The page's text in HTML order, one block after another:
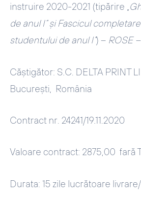
instruire 2020-2021 (tipărire „
de anul I” și Fascicul completare
studentului de anul I”) – ROSE
Căștigător: S.C. DELTA PRINT
București, România
Contract nr. 24241/19.11.2020
Valoare contract: 2875,00 fară
Durata: 15 zile lucrătoare